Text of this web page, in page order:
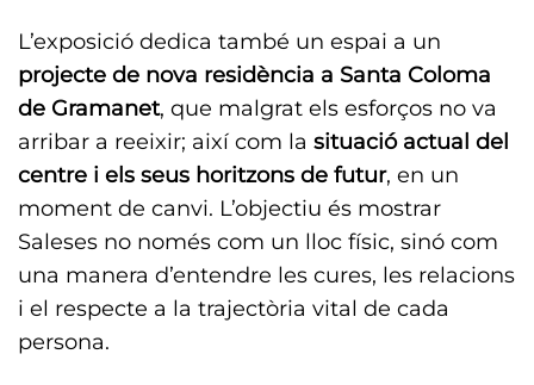
L’exposició dedica també un espai a un
projecte de nova residència a Santa Coloma
de Gramanet, que malgrat els esforços no va
arribar a reeixir; així com la situació actual del
centre i els seus horitzons de futur, en un
moment de canvi. L’objectiu és mostrar
Saleses no només com un lloc físic, sinó com
una manera d’entendre les cures, les relacions
i el respecte a la trajectòria vital de cada
persona.